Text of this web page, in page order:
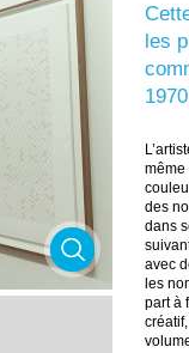
les
même
des
dans
avec
les
part à